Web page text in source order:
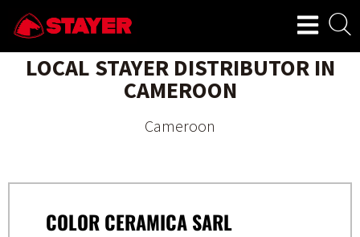
LOCAL STAYER DISTRIBUTOR IN
CAMEROON
Cameroon
COLOR CERAMICA SARL